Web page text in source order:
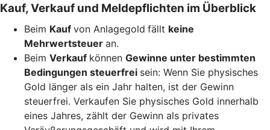
Kauf, Verkauf und Meldepflichten im Überblick
Beim Kauf von Anlagegold fällt keine
Mehrwertsteuer an.
Beim Verkauf können Gewinne unter bestimmten
Bedingungen steuerfrei sein: Wenn Sie physisches
Gold länger als ein Jahr halten, ist der Gewinn
steuerfrei. Verkaufen Sie physisches Gold innerhalb
eines Jahres, zählt der Gewinn als privates